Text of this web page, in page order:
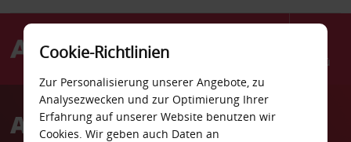
Menü
AvisAutovermietung Tulum
Cookie-Richtlinien
Zur Personalisierung unserer Angebote, zu
Analysezwecken und zur Optimierung Ihrer
Erfahrung auf unserer Website benutzen wir
Cookies. Wir geben auch Daten an